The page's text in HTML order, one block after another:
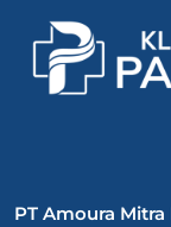
PT Amoura Mitra